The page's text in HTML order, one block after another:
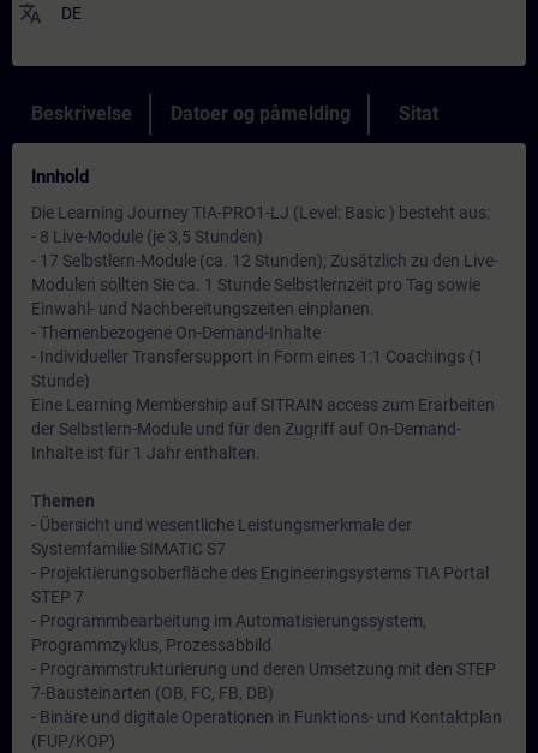
translate DE
Beskrivelse Datoer og påmelding Sitat
Innhold
Die Learning Journey TIA-PRO1-LJ (Level: Basic ) besteht aus:
- 8 Live-Module (je 3,5 Stunden)
- 17 Selbstlern-Module (ca. 12 Stunden); Zusätzlich zu den Live-
Modulen sollten Sie ca. 1 Stunde Selbstlernzeit pro Tag sowie
Einwahl- und Nachbereitungszeiten einplanen.
- Themenbezogene On-Demand-Inhalte
- Individueller Transfersupport in Form eines 1:1 Coachings (1
Stunde)
Eine Learning Membership auf SITRAIN access zum Erarbeiten
der Selbstlern-Module und für den Zugriff auf On-Demand-
Inhalte ist für 1 Jahr enthalten.
Themen
- Übersicht und wesentliche Leistungsmerkmale der
Systemfamilie SIMATIC S7
- Projektierungsoberfläche des Engineeringsystems TIA Portal
STEP 7
- Programmbearbeitung im Automatisierungssystem,
Programmzyklus, Prozessabbild
- Programmstrukturierung und deren Umsetzung mit den STEP
7-Bausteinarten (OB, FC, FB, DB)
- Binäre und digitale Operationen in Funktions- und Kontaktplan
(FUP/KOP)